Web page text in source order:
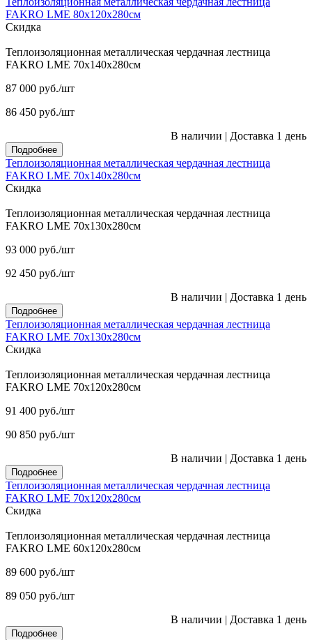
FAKRO LME 80х120х280см
Скидка
Теплоизоляционная металлическая чердачная лестница
FAKRO LME 70х140х280см
87 000 руб./шт
86 450 руб./шт
В наличии | Доставка 1 день
Подробнее
Теплоизоляционная металлическая чердачная лестница
FAKRO LME 70х140х280см
Скидка
Теплоизоляционная металлическая чердачная лестница
FAKRO LME 70х130х280см
93 000 руб./шт
92 450 руб./шт
В наличии | Доставка 1 день
Подробнее
Теплоизоляционная металлическая чердачная лестница
FAKRO LME 70х130х280см
Скидка
Теплоизоляционная металлическая чердачная лестница
FAKRO LME 70х120х280см
91 400 руб./шт
90 850 руб./шт
В наличии | Доставка 1 день
Подробнее
Теплоизоляционная металлическая чердачная лестница
FAKRO LME 70х120х280см
Скидка
Теплоизоляционная металлическая чердачная лестница
FAKRO LME 60х120х280см
89 600 руб./шт
89 050 руб./шт
В наличии | Доставка 1 день
Подробнее